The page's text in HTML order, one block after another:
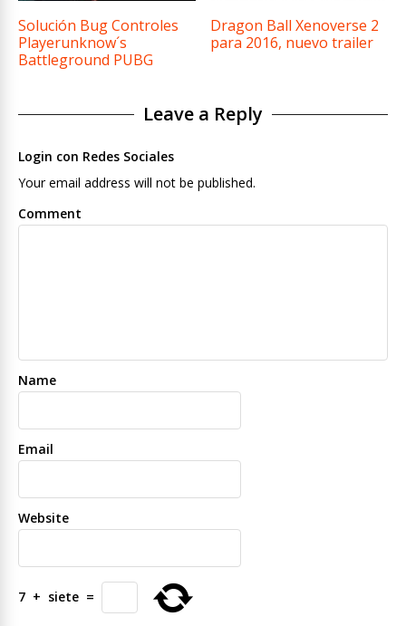
Solución Bug Controles
Playerunknow´s
Battleground PUBG
Dragon Ball Xenoverse 2
para 2016, nuevo trailer
Leave a Reply
Login con Redes Sociales
Your email address will not be published.
Comment
Name
Email
Website
7 + siete =